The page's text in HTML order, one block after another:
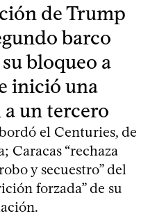
de Trump
barco
bloqueo a
inició una
un tercero
el Centuries, de
Caracas “rechaza
y secuestro” del
forzada” de su